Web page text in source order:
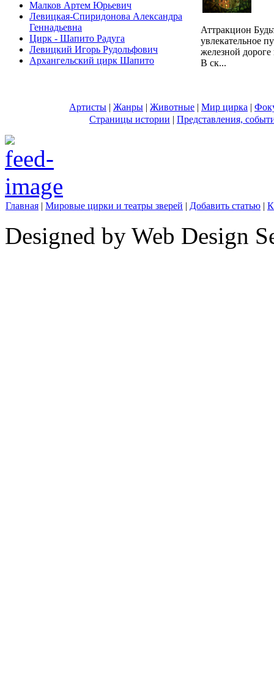
Малков Артем Юрьевич
Левицкая-Спиридонова Александра
Геннадьевна
Цирк - Шапито Радуга
Левицкий Игорь Рудольфович
Архангельский цирк Шапито
Аттракцион
увлекательное
железной
В ск...
Артисты | Жанры | Животные | Мир цирка |
Страницы истории | Представления,
Главная | Мировые цирки и театры зверей | Добавить статью |
Designed by Web Design